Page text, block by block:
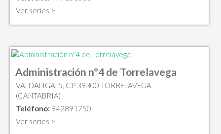
Ver series >
Administración nº4 de Torrelavega
VALDALIGA, 5, CP 39300 TORRELAVEGA
(CANTABRIA)
Teléfono: 942891750
Ver series >